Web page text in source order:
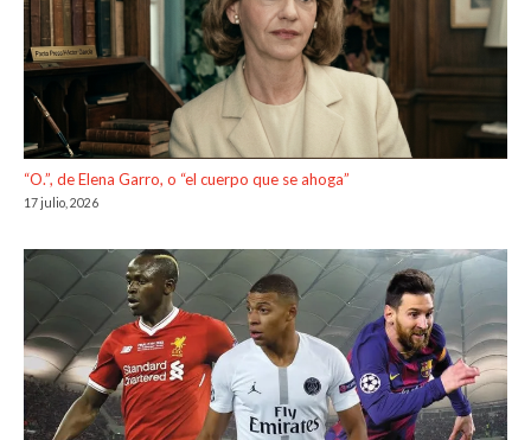
“O.”, de Elena Garro, o “el cuerpo que se ahoga”
17 julio, 2026